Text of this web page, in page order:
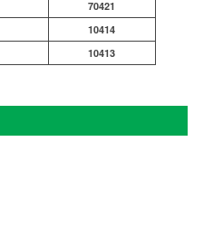
70421
10414
10413